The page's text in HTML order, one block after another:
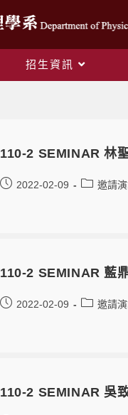
招生資訊
110-2 SEMINAR 林
2022-02-09 邀請
110-2 SEMINAR 藍
2022-02-09 邀請
110-2 SEMINAR 吳